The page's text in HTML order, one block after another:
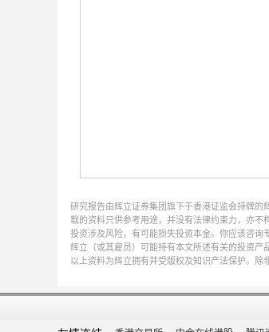
研究报告由辉立证券集团旗下于香港证监会持牌
载的资料只供参考用途，并没有法律约束力，亦不
投资涉及风险，有可能损失投资本金。你应该咨
辉立（或其雇员）可能持有本文所述有关的投资产
以上资料为辉立拥有并受版权及知识产法保护。除